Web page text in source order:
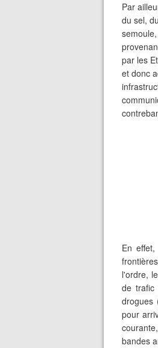
Par
du sel,
par les
et donc
En
l'ordre,
de trafic
drogues
pour
courante,
bandes